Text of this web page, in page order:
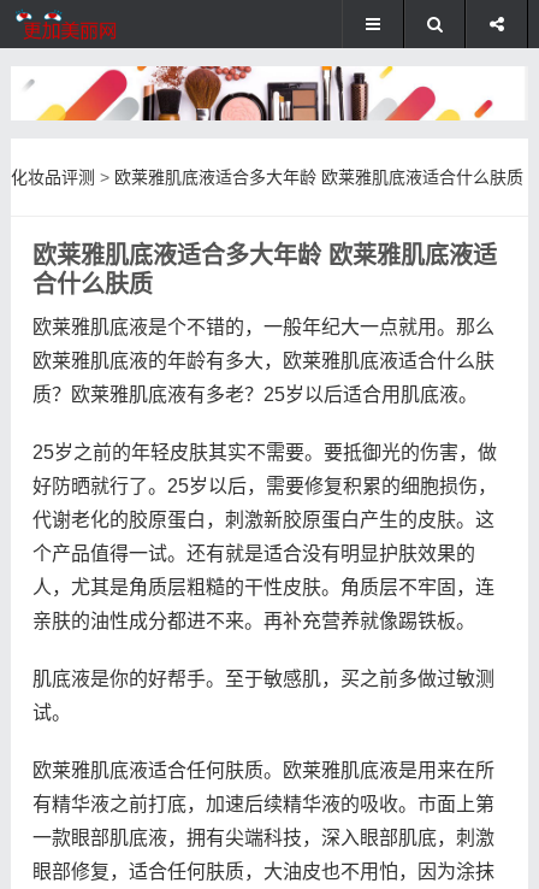
化妆品评测 > 欧莱雅肌底液适合多大年龄 欧莱雅肌底液适合什么肤质
欧莱雅肌底液适合多大年龄 欧莱雅肌底液适
合什么肤质
欧莱雅肌底液是个不错的，一般年纪大一点就用。那么
欧莱雅肌底液的年龄有多大，欧莱雅肌底液适合什么肤
质？欧莱雅肌底液有多老？25岁以后适合用肌底液。
25岁之前的年轻皮肤其实不需要。要抵御光的伤害，做
好防晒就行了。25岁以后，需要修复积累的细胞损伤，
代谢老化的胶原蛋白，刺激新胶原蛋白产生的皮肤。这
个产品值得一试。还有就是适合没有明显护肤效果的
人，尤其是角质层粗糙的干性皮肤。角质层不牢固，连
亲肤的油性成分都进不来。再补充营养就像踢铁板。
肌底液是你的好帮手。至于敏感肌，买之前多做过敏测
试。
欧莱雅肌底液适合任何肤质。欧莱雅肌底液是用来在所
有精华液之前打底，加速后续精华液的吸收。市面上第
一款眼部肌底液，拥有尖端科技，深入眼部肌底，刺激
眼部修复，适合任何肤质，大油皮也不用怕，因为涂抹